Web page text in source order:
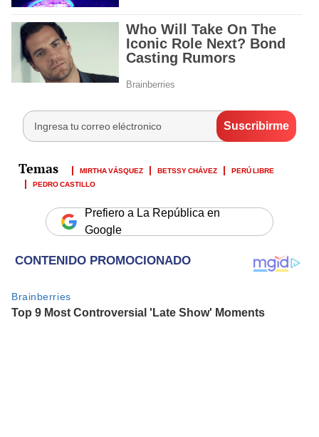
MIRTHA VÁSQUEZ BETSSY CHÁVEZ
PERÚ LIBRE
PEDRO CASTILLO
Prefiero a La República en
Google